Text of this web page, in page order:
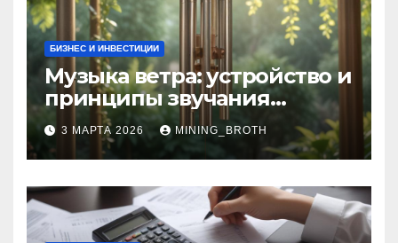
БИЗНЕС И ИНВЕСТИЦИИ
Музыка ветра: устройство и
принципы звучания
колокольчиков
3 МАРТА 2026 MINING_BROTH